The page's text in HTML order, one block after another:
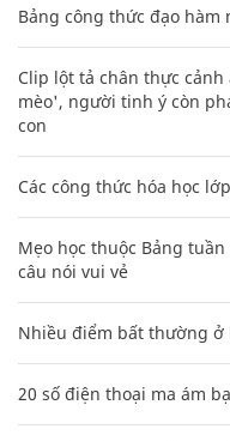
Bảng công thức đạo
Clip lột tả chân thực
mèo', người tinh ý còn
con
Các công thức hóa học
Mẹo học thuộc Bảng
câu nói vui vẻ
Nhiều điểm bất thường ở
20 số điện thoại ma ám